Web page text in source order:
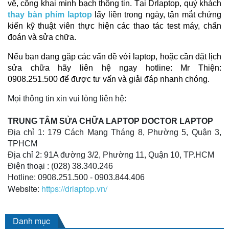
thay bàn phím laptop lấy liền trong ngày, tận mắt chứng
kiến kỹ thuật viên thực hiện các thao tác test máy, chẩn
đoán và sửa chữa.
Nếu bạn đang gặp các vấn đề với laptop, hoặc cần đặt lịch
sửa chữa hãy liên hệ ngay hotline: Mr Thiện:
0908.251.500 để được tư vấn và giải đáp nhanh chóng.
Mọi thông tin xin vui lòng liên hệ:
TRUNG TÂM SỬA CHỮA LAPTOP DOCTOR LAPTOP
Địa chỉ 1: 179 Cách Mạng Tháng 8, Phường 5, Quận 3,
TPHCM
Địa chỉ 2: 91A đường 3/2, Phường 11, Quận 10, TP.HCM
Điện thoại : (028) 38.340.246
Hotline: 0908.251.500 - 0903.844.406
Website: https://drlaptop.vn/
Danh mục